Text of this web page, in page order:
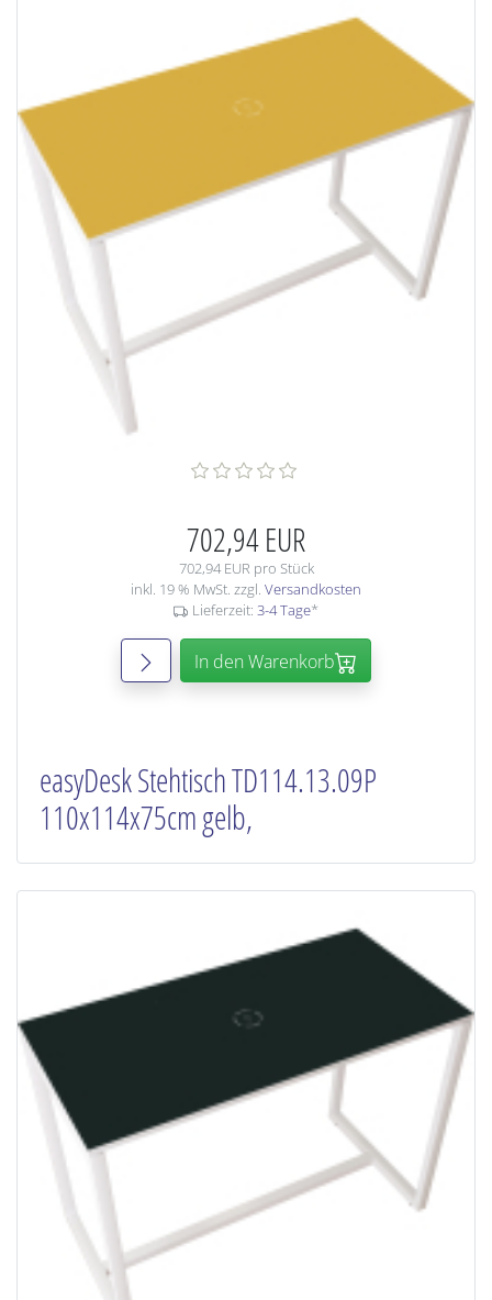
702,94 EUR
702,94 EUR pro Stück
inkl. 19 % MwSt. zzgl. Versandkosten
Lieferzeit: 3-4 Tage*
In den Warenkorb
easyDesk Stehtisch TD114.13.09P
110x114x75cm gelb,